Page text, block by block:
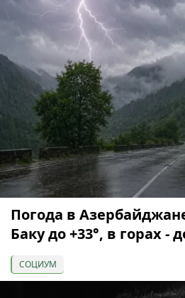
Погода в
Баку до +33°, в горах -
СОЦИУМ